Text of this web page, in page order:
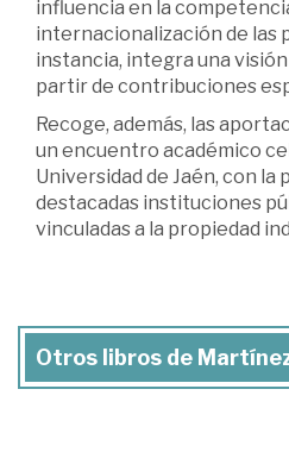
influencia en la
internacionalización de las
instancia, integra una
partir de contribuciones
Recoge, además, las
un encuentro académico
Universidad de Jaén, con la
destacadas instituciones
vinculadas a la propiedad
Otros libros de